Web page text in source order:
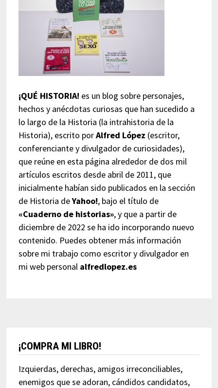
¡QUÉ HISTORIA! es un blog sobre personajes,
hechos y anécdotas curiosas que han sucedido a
lo largo de la Historia (la intrahistoria de la
Historia), escrito porAlfred López (escritor,
conferenciante y divulgador de curiosidades),
que reúne en esta página alrededor de dos mil
artículos escritos desde abril de 2011, que
inicialmente habían sido publicados en la sección
de Historia deYahoo!, bajo el título de
«Cuaderno de historias», y que a partir de
diciembre de 2022 se ha ido incorporando nuevo
contenido. Puedes obtener más información
sobre mi trabajo como escritor y divulgador en
mi web personal alfredlopez.es
¡COMPRA MI LIBRO!
Izquierdas, derechas, amigos irreconciliables,
enemigos que se adoran, cándidos candidatos,